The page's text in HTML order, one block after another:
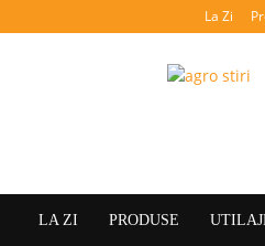
La Zi
LA ZI PRODUSE